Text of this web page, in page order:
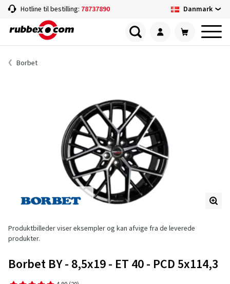
Hotline til bestilling: 78737890 Danmark
Borbet
Produktbilleder viser eksempler og kan afvige fra de leverede
produkter.
Borbet BY - 8,5x19 - ET 40 - PCD 5x114,3